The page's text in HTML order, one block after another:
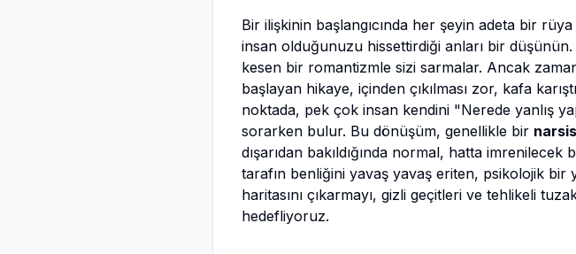
Bir ilişkinin başlangıcında her şeyin adeta bir
insan olduğunuzu hissettirdiği anları bir
kesen bir romantizmle sizi sarmalar. Ancak
başlayan hikaye, içinden çıkılması zor, kafa
noktada, pek çok insan kendini "Nerede yanlış
sorarken bulur. Bu dönüşüm, genellikle bir
dışarıdan bakıldığında normal, hatta
tarafın benliğini yavaş yavaş eriten, psikolojik bir
haritasını çıkarmayı, gizli geçitleri ve tehlikeli
hedefliyoruz.